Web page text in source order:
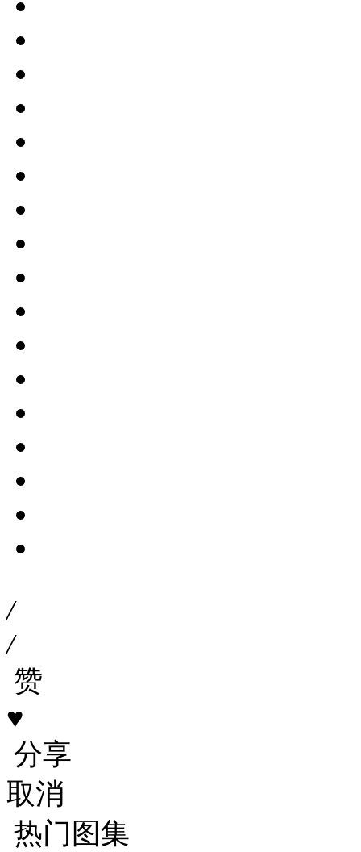
/
/
赞
♥
分享
取消
热门图集